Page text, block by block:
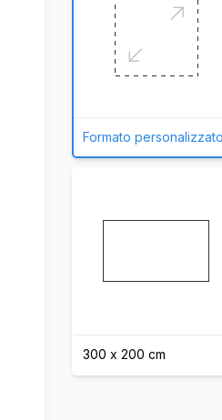
Formato personalizzato
300 x 200 cm